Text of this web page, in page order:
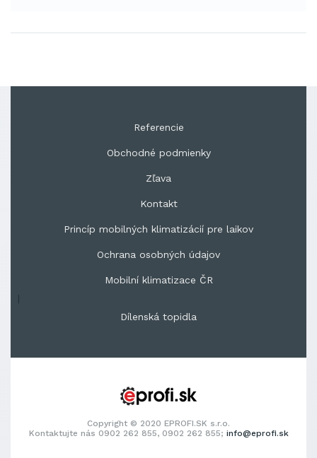
Referencie
Obchodné podmienky
Zľava
Kontakt
Princíp mobilných klimatizácií pre laikov
Ochrana osobných údajov
Mobilní klimatizace ČR
|
Dílenská topidla
Copyright © 2020 EPROFI.SK s.r.o.
Kontaktujte nás 0902 262 855, 0902 262 855; info@eprofi.sk